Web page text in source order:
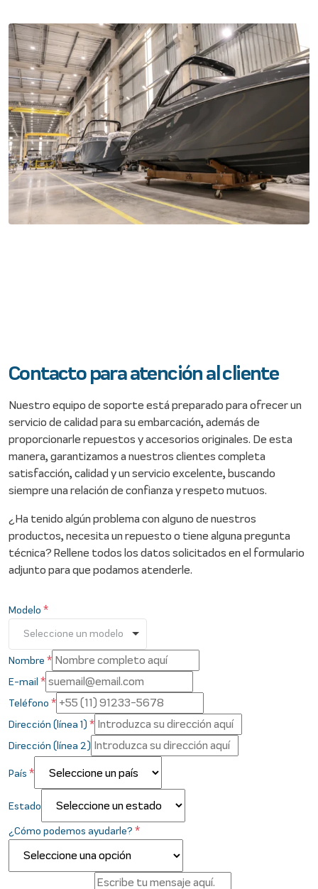
Contacto para atención al cliente
Nuestro equipo de soporte está preparado para ofrecer un
servicio de calidad para su embarcación, además de
proporcionarle repuestos y accesorios originales. De esta
manera, garantizamos a nuestros clientes completa
satisfacción, calidad y un servicio excelente, buscando
siempre una relación de confianza y respeto mutuos.
¿Ha tenido algún problema con alguno de nuestros
productos, necesita un repuesto o tiene alguna pregunta
técnica? Rellene todos los datos solicitados en el formulario
adjunto para que podamos atenderle.
Modelo *
Seleccione un modelo
Nombre *
E-mail *
Teléfono *
Dirección (línea 1) *
Dirección (línea 2)
País *
Estado
¿Cómo podemos ayudarle? *